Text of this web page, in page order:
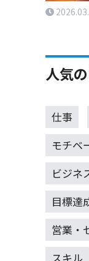
人気
仕事
モチベ
ビジネ
目標達
営業・
スキル